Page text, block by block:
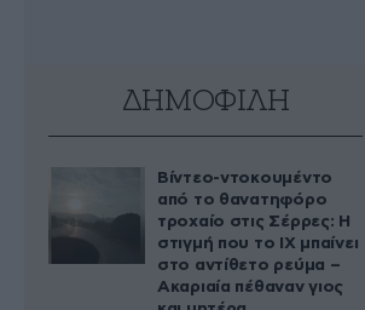
ΔΗΜΟΦΙΛΗ
Βίντεο-ντοκουμέντο
από το θανατηφόρο
τροχαίο στις Σέρρες: Η
στιγμή που το ΙΧ μπαίνει
στο αντίθετο ρεύμα –
Ακαριαία πέθαναν γιος